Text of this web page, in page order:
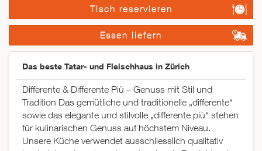
Tisch reservieren
Essen liefern
Das beste Tatar- und Fleischhaus in Zürich
Differente & Differente Più – Genuss mit Stil und
Tradition Das gemütliche und traditionelle „differente“
sowie das elegante und stilvolle „differente più“ stehen
für kulinarischen Genuss auf höchstem Niveau.
Unsere Küche verwendet ausschliesslich qualitativ